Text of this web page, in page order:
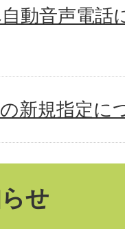
動音声電話
新規指定に
せ